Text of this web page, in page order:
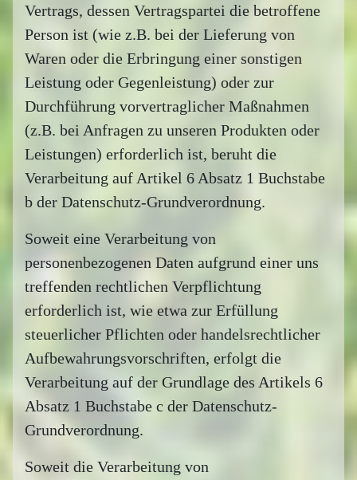
Vertrags, dessen Vertragspartei die betroffene
Person ist (wie z.B. bei der Lieferung von
Waren oder die Erbringung einer sonstigen
Leistung oder Gegenleistung) oder zur
Durchführung vorvertraglicher Maßnahmen
(z.B. bei Anfragen zu unseren Produkten oder
Leistungen) erforderlich ist, beruht die
Verarbeitung auf Artikel 6 Absatz 1 Buchstabe
b der Datenschutz-Grundverordnung.
Soweit eine Verarbeitung von
personenbezogenen Daten aufgrund einer uns
treffenden rechtlichen Verpflichtung
erforderlich ist, wie etwa zur Erfüllung
steuerlicher Pflichten oder handelsrechtlicher
Aufbewahrungsvorschriften, erfolgt die
Verarbeitung auf der Grundlage des Artikels 6
Absatz 1 Buchstabe c der Datenschutz-
Grundverordnung.
Soweit die Verarbeitung von